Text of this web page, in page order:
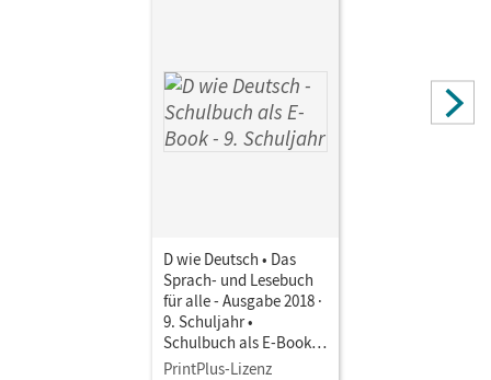
D wie Deutsch • Das
Sprach- und Lesebuch
für alle - Ausgabe 2018 ·
9. Schuljahr •
Schulbuch als E-Book
Mit Medien
PrintPlus-Lizenz